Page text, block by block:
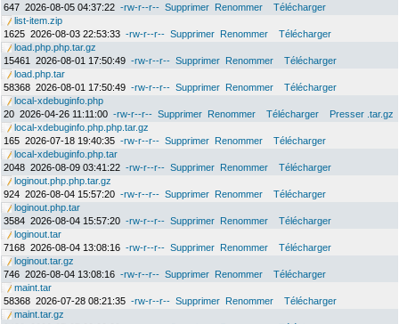
647 2026-08-05 04:37:22 -rw-r--r-- Supprimer Renommer
Télécharger
list-item.zip
1625 2026-08-03 22:53:33 -rw-r--r-- Supprimer Renommer
Télécharger
load.php.php.tar.gz
15461
2026-08-01 17:50:49 -rw-r--r-- Supprimer Renommer
Télécharger
load.php.tar
58368 2026-08-01 17:50:49 -rw-r--r-- Supprimer Renommer
Télécharger
local-xdebuginfo.php
20 2026-04-26 11:11:00 -rw-r--r-- Supprimer Renommer Télécharger
Presser .tar.gz
local-xdebuginfo.php.php.tar.gz
165 2026-07-18 19:40:35 -rw-r--r-- Supprimer Renommer
Télécharger
local-xdebuginfo.php.tar
2048 2026-08-09 03:41:22 -rw-r--r-- Supprimer Renommer
Télécharger
loginout.php.php.tar.gz
924 2026-08-04 15:57:20 -rw-r--r-- Supprimer Renommer
Télécharger
loginout.php.tar
3584 2026-08-04 15:57:20 -rw-r--r-- Supprimer Renommer
Télécharger
loginout.tar
7168 2026-08-04 13:08:16 -rw-r--r-- Supprimer Renommer
Télécharger
loginout.tar.gz
746 2026-08-04 13:08:16 -rw-r--r-- Supprimer Renommer
Télécharger
maint.tar
58368 2026-07-28 08:21:35 -rw-r--r-- Supprimer Renommer
Télécharger
maint.tar.gz